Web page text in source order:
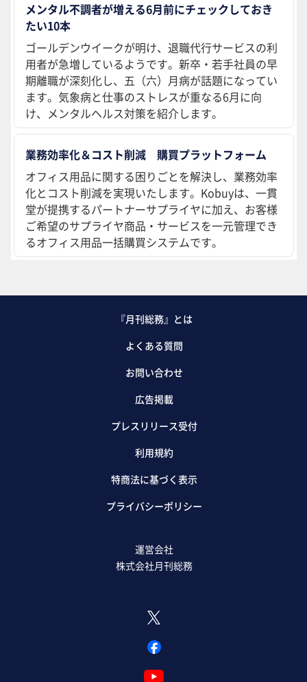
メンタル不調者が増える6月前にチェックしておき
たい10本
ゴールデンウイークが明け、退職代行サービスの利
用者が急増しているようです。新卒・若手社員の早
期離職が深刻化し、五（六）月病が話題になってい
ます。気象病と仕事のストレスが重なる6月に向
け、メンタルヘルス対策を紹介します。
業務効率化＆コスト削減 購買プラットフォーム
オフィス用品に関する困りごとを解決し、業務効率
化とコスト削減を実現いたします。Kobuyは、一貫
堂が提携するパートナーサプライヤに加え、お客様
ご希望のサプライヤ商品・サービスを一元管理でき
るオフィス用品一括購買システムです。
『月刊総務』とは
よくある質問
お問い合わせ
広告掲載
プレスリリース受付
利用規約
特商法に基づく表示
プライバシーポリシー
運営会社
株式会社月刊総務